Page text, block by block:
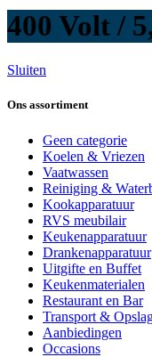
400 Volt /
Sluiten
Ons assortiment
Geen categorie
Koelen & Vriezen
Vaatwassen
Reiniging &
Kookapparatuur
RVS meubilair
Keukenapparatuur
Drankenapparatuur
Uitgifte en Buffet
Keukenmaterialen
Restaurant en Bar
Transport &
Aanbiedingen
Occasions